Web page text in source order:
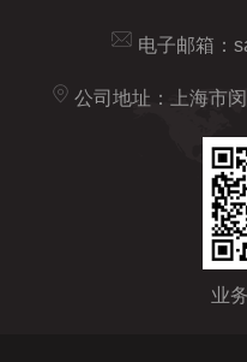
电子邮箱：
公司地址：上海市
业